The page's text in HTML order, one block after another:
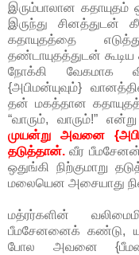
இரும்பாலான கதாயுதம்
இருந்து
கதாயுதத்தை
தண்டாயுதத்துடன்
நோக்கி வேகமாக
{அபிமன்யுவும்}
தன் மகத்தான
“வாரும், வாரும்!”
முயன்று அவனை
தடுத்தான். வீர
ஒதுங்கி நிற்குமாறு
மலையென அசையாது
மத்ரர்களின்
பீமசேனனைக் கண்டு,
போல அவனை